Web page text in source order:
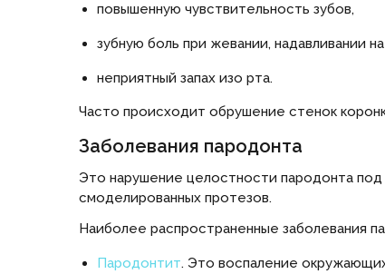
повышенную чувствительность зубов,
зубную боль при жевании, надавливании
неприятный запах изо рта.
Часто происходит обрушение стенок
Заболевания пародонта
Это нарушение целостности пародонта под
смоделированных протезов.
Наиболее распространенные заболевания
Пародонтит. Это воспаление